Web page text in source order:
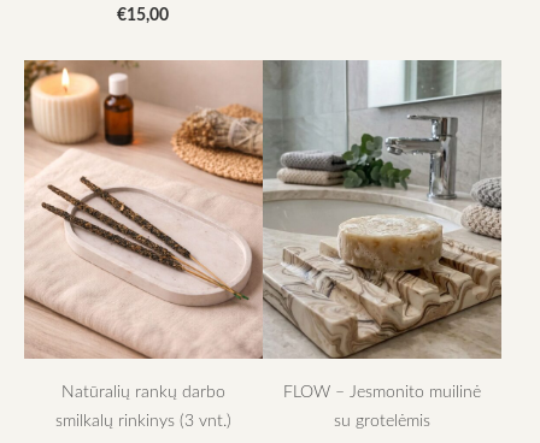
€15,00
Natūralių rankų darbo
smilkalų rinkinys (3 vnt.)
FLOW – Jesmonito muilinė
su grotelėmis